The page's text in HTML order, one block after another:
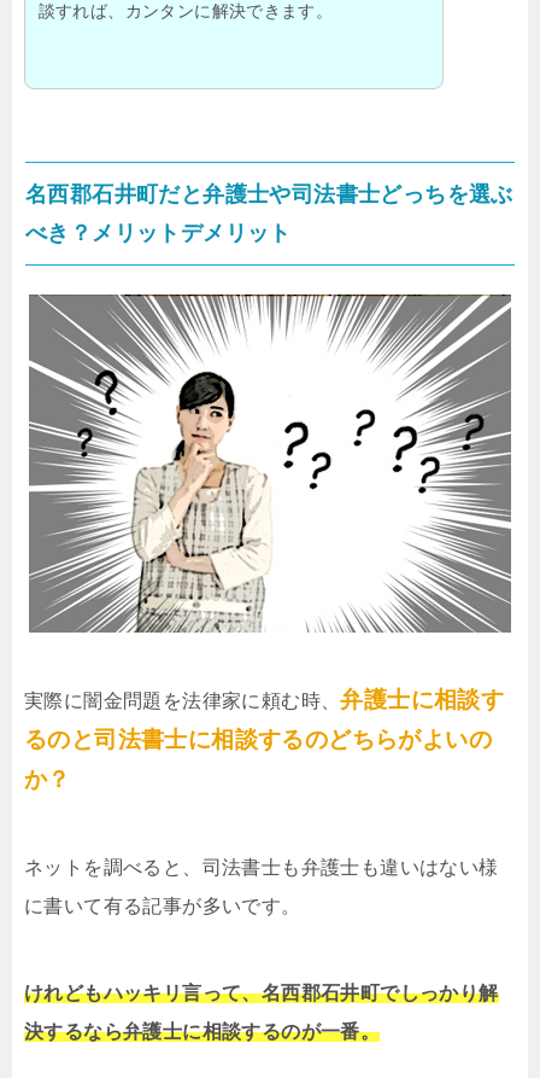
談すれば、カンタンに解決できます。
名西郡石井町だと弁護士や司法書士どっちを選ぶ
べき？メリットデメリット
実際に闇金問題を法律家に頼む時、弁護士に相談す
るのと司法書士に相談するのどちらがよいの
か？
ネットを調べると、司法書士も弁護士も違いはない様
に書いて有る記事が多いです。
けれどもハッキリ言って、名西郡石井町でしっかり解
決するなら弁護士に相談するのが一番。